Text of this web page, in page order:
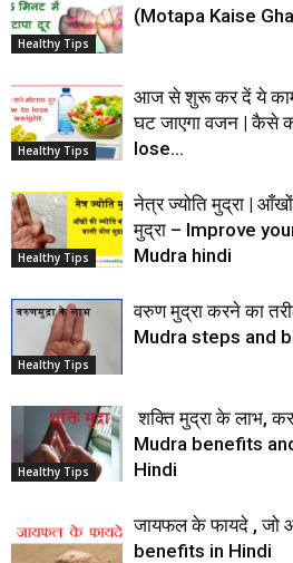
Healthy Tips
(Motapa Kaise
Healthy Tips
आज से शुरू कर दें ये
घट जाएगा वजन | कैसे
lose...
Healthy Tips
नेत्र ज्योति मुद्रा | आँखों
मुद्रा – Improve
Mudra hindi
Healthy Tips
वरुण मुद्रा करने का
Mudra steps and
Healthy Tips
शक्ति मुद्रा के लाभ,
Mudra benefits
Hindi
जायफल के फायदे , जो
benefits in Hindi